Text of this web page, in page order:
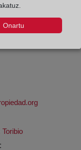
horas
a 14:00 horas
09:00 a 14:00
Onartu